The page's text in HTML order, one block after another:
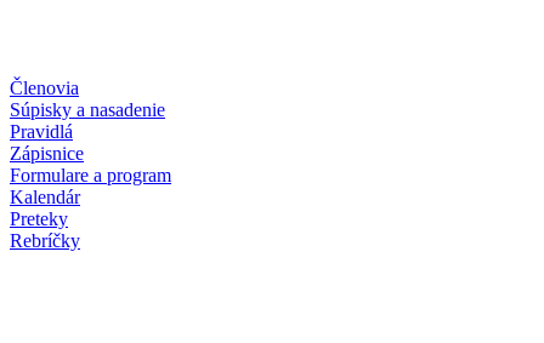
Členovia
Súpisky a nasadenie
Pravidlá
Zápisnice
Formulare a program
Kalendár
Preteky
Rebríčky